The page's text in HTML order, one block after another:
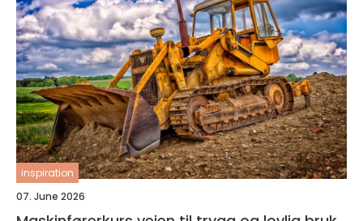
inspiration
07. June 2026